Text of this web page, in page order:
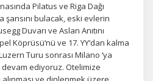
Pilatus ve Riga Dağı
şansını bulacak, eski evlerin
Duvarı ve Aslan Anıtını
Köprüsü‘nü ve 17. YY‘dan kalma
Turu sonrası Milano ‘ya
ediyoruz. Otelimize